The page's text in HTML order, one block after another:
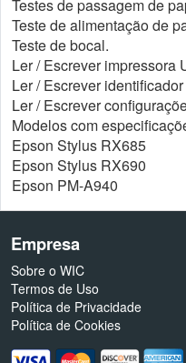
Testes de passagem de
Teste de alimentação de
Teste de bocal.
Ler / Escrever impressora
Ler / Escrever
Ler / Escrever
Modelos com
Epson Stylus RX685
Epson Stylus RX690
Epson PM-A940
Empresa
Sobre o WIC
Termos de Uso
Política de Privacidade
Política de Cookies